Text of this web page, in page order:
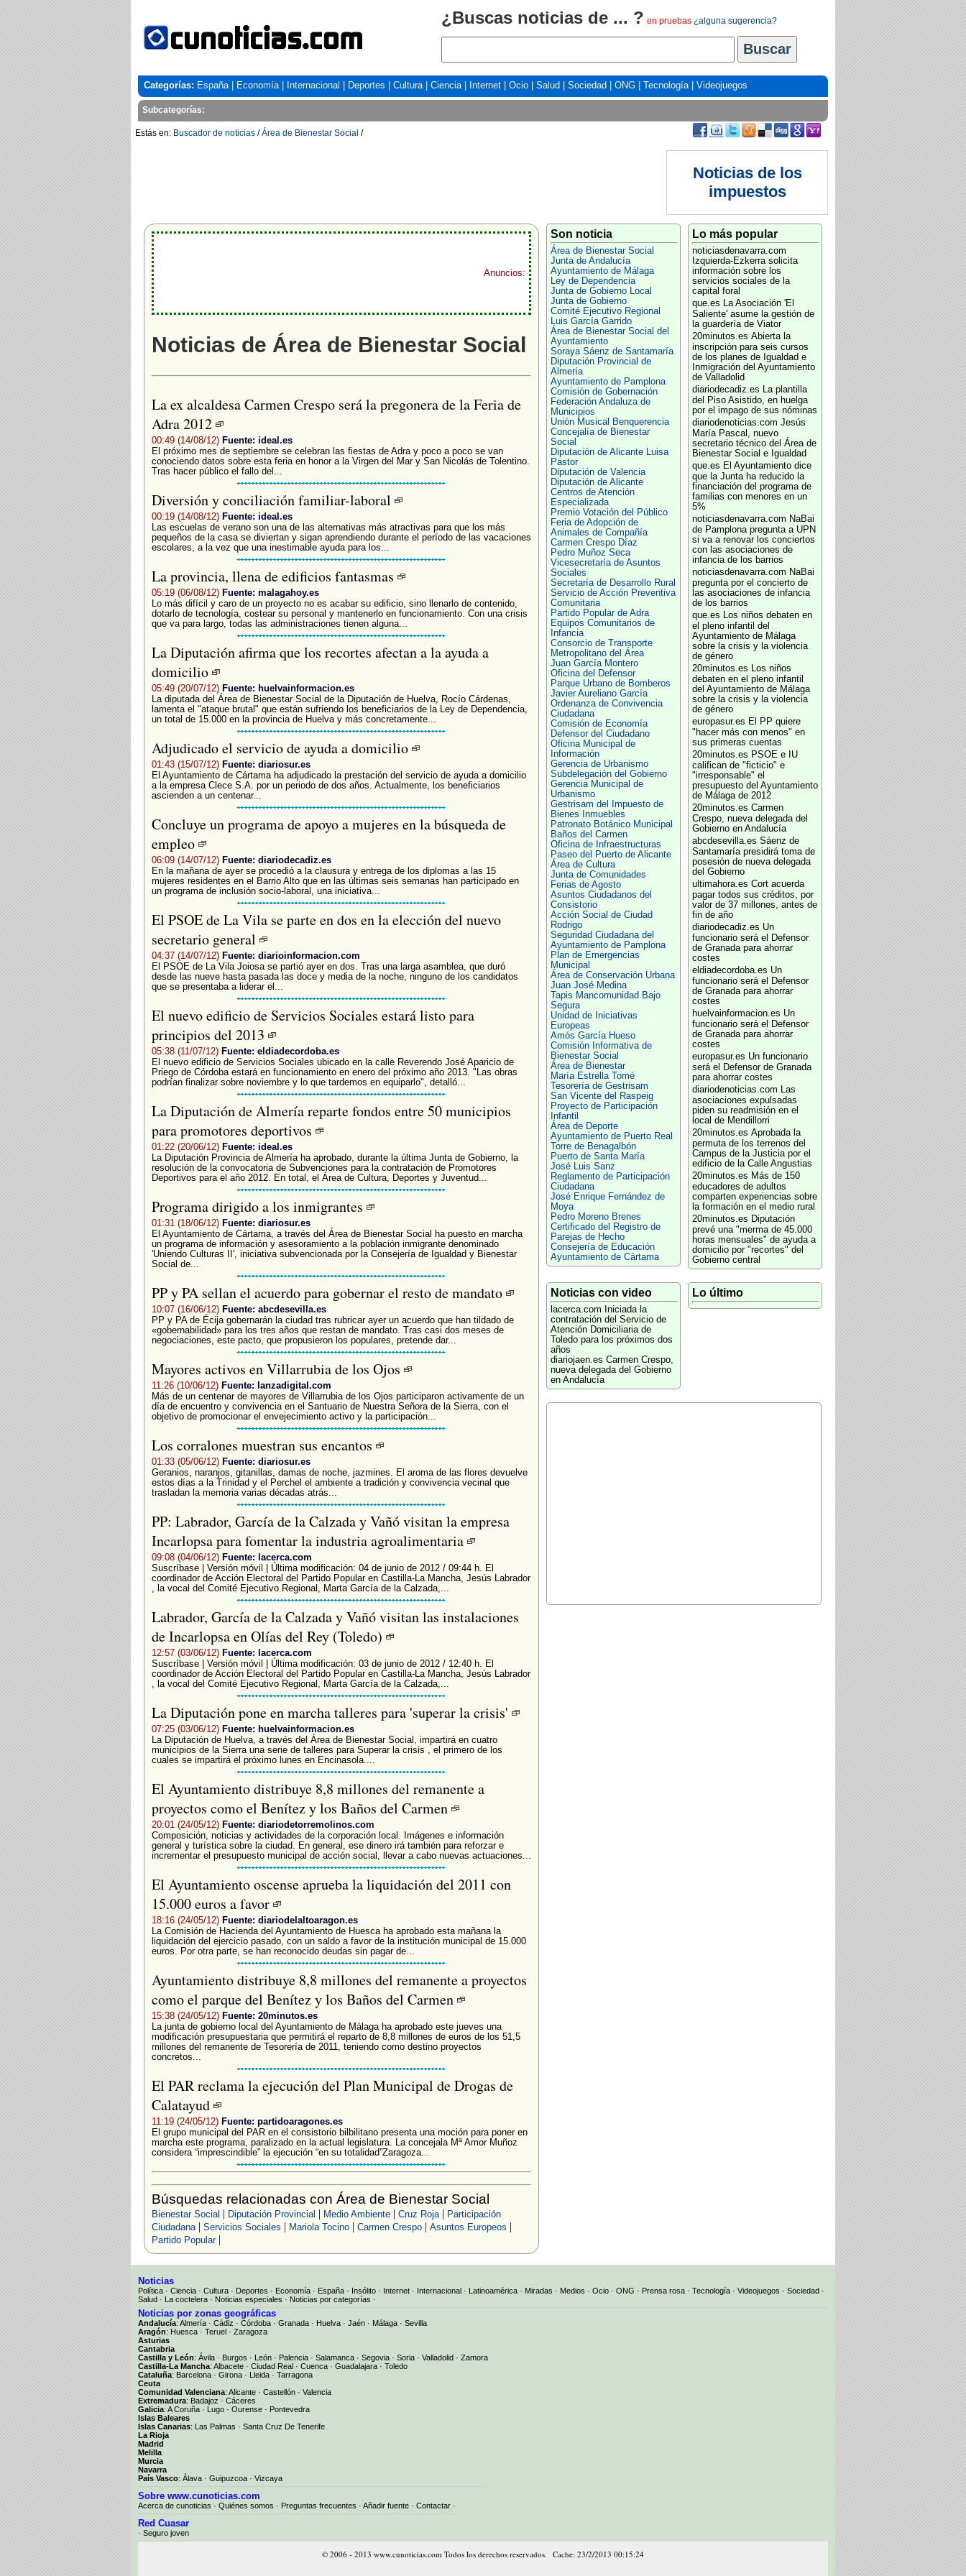
¿Buscas noticias de ... ? en pruebas ¿alguna sugerencia?
Categorías: España| Economía| Internacional Deportes Cultura| Ciencia| Internet Ocio Salud Sociedad ONG Tecnología| Videojuegos
Subcategorías:
Estás en: Buscador de noticias /Área de Bienestar Social /
Noticias de los
impuestos
Anuncios:
Noticias de Área de Bienestar Social
La ex alcaldesa Carmen Crespo será la pregonera de la Feria de
Adra 2012
00:49 (14/08/12) Fuente: ideal.es
El próximo mes de septiembre se celebran las fiestas de Adra y poco a poco se van
conociendo datos sobre esta feria en honor a la Virgen del Mar y San Nicolás de Tolentino.
Tras hacer público el fallo del...
Diversión y conciliación familiar-laboral
00:19 (14/08/12) Fuente: ideal.es
Las escuelas de verano son una de las alternativas más atractivas para que los más
pequeños de la casa se diviertan y sigan aprendiendo durante el período de las vacaciones
escolares, a la vez que una inestimable ayuda para los...
La provincia, llena de edificios fantasmas
05:19 (06/08/12) Fuente: malagahoy.es
Lo más difícil y caro de un proyecto no es acabar su edificio, sino llenarlo de contenido,
dotarlo de tecnología, costear su personal y mantenerlo en funcionamiento. Con una crisis
que va para largo, todas las administraciones tienen alguna...
La Diputación afirma que los recortes afectan a la ayuda a
domicilio
05:49 (20/07/12) Fuente: huelvainformacion.es
La diputada del Área de Bienestar Social de la Diputación de Huelva, Rocío Cárdenas,
lamenta el "ataque brutal" que están sufriendo los beneficiarios de la Ley de Dependencia,
un total de 15.000 en la provincia de Huelva y más concretamente...
Adjudicado el servicio de ayuda a domicilio
01:43 (15/07/12) Fuente: diariosur.es
El Ayuntamiento de Cártama ha adjudicado la prestación del servicio de ayuda a domicilio
a la empresa Clece S.A. por un periodo de dos años. Actualmente, los beneficiarios
ascienden a un centenar...
Concluye un programa de apoyo a mujeres en la búsqueda de
empleo
06:09 (14/07/12) Fuente: diariodecadiz.es
En la mañana de ayer se procedió a la clausura y entrega de los diplomas a las 15
mujeres residentes en el Barrio Alto que en las últimas seis semanas han participado en
un programa de inclusión socio-laboral, una iniciativa...
El PSOE de La Vila se parte en dos en la elección del nuevo
secretario general
04:37 (14/07/12) Fuente: diarioinformacion.com
El PSOE de La Vila Joiosa se partió ayer en dos. Tras una larga asamblea, que duró
desde las nueve hasta pasada las doce y media de la noche, ninguno de los candidatos
que se presentaba a liderar el...
El nuevo edificio de Servicios Sociales estará listo para
principios del 2013
05:38 (11/07/12) Fuente: eldiadecordoba.es
El nuevo edificio de Servicios Sociales ubicado en la calle Reverendo José Aparicio de
Priego de Córdoba estará en funcionamiento en enero del próximo año 2013. "Las obras
podrían finalizar sobre noviembre y lo que tardemos en equiparlo", detalló...
La Diputación de Almería reparte fondos entre 50 municipios
para promotores deportivos
01:22 (20/06/12) Fuente: ideal.es
La Diputación Provincia de Almería ha aprobado, durante la última Junta de Gobierno, la
resolución de la convocatoria de Subvenciones para la contratación de Promotores
Deportivos para el año 2012. En total, el Área de Cultura, Deportes y Juventud...
Programa dirigido a los inmigrantes
01:31 (18/06/12) Fuente: diariosur.es
El Ayuntamiento de Cártama, a través del Área de Bienestar Social ha puesto en marcha
un programa de información y asesoramiento a la población inmigrante denominado
'Uniendo Culturas II', iniciativa subvencionada por la Consejería de Igualdad y Bienestar
Social de...
PP y PA sellan el acuerdo para gobernar el resto de mandato
10:07 (16/06/12) Fuente: abcdesevilla.es
PP y PA de Écija gobernarán la ciudad tras rubricar ayer un acuerdo que han tildado de
«gobernabilidad» para los tres años que restan de mandato. Tras casi dos meses de
negociaciones, este pacto, que propusieron los populares, pretende dar...
Mayores activos en Villarrubia de los Ojos
11:26 (10/06/12) Fuente: lanzadigital.com
Más de un centenar de mayores de Villarrubia de los Ojos participaron activamente de un
día de encuentro y convivencia en el Santuario de Nuestra Señora de la Sierra, con el
objetivo de promocionar el envejecimiento activo y la participación...
Los corralones muestran sus encantos
01:33 (05/06/12) Fuente: diariosur.es
Geranios, naranjos, gitanillas, damas de noche, jazmines. El aroma de las flores devuelve
estos días a la Trinidad y el Perchel el ambiente a tradición y convivencia vecinal que
trasladan la memoria varias décadas atrás...
PP: Labrador, García de la Calzada y Vañó visitan la empresa
Incarlopsa para fomentar la industria agroalimentaria
09:08 (04/06/12) Fuente: lacerca.com
Suscríbase | Versión móvil | Última modificación: 04 de junio de 2012 / 09:44 h. El
coordinador de Acción Electoral del Partido Popular en Castilla-La Mancha, Jesús Labrador
, la vocal del Comité Ejecutivo Regional, Marta García de la Calzada,...
Labrador, García de la Calzada y Vañó visitan las instalaciones
de Incarlopsa en Olías del Rey (Toledo)
12:57 (03/06/12) Fuente: lacerca.com
Suscríbase | Versión móvil | Última modificación: 03 de junio de 2012 / 12:40 h. El
coordinador de Acción Electoral del Partido Popular en Castilla-La Mancha, Jesús Labrador
, la vocal del Comité Ejecutivo Regional, Marta García de la Calzada,...
La Diputación pone en marcha talleres para 'superar la crisis'
07:25 (03/06/12) Fuente: huelvainformacion.es
La Diputación de Huelva, a través del Área de Bienestar Social, impartirá en cuatro
municipios de la Sierra una serie de talleres para Superar la crisis , el primero de los
cuales se impartirá el próximo lunes en Encinasola....
El Ayuntamiento distribuye 8,8 millones del remanente a
proyectos como el Benítez y los Baños del Carmen
20:01 (24/05/12) Fuente: diariodetorremolinos.com
Composición, noticias y actividades de la corporación local. Imágenes e información
general y turística sobre la ciudad. En general, ese dinero irá también para reforzar e
incrementar el presupuesto municipal de acción social, llevar a cabo nuevas actuaciones...
El Ayuntamiento oscense aprueba la liquidación del 2011 con
15.000 euros a favor
18:16 (24/05/12) Fuente: diariodelaltoaragon.es
La Comisión de Hacienda del Ayuntamiento de Huesca ha aprobado esta mañana la
liquidación del ejercicio pasado, con un saldo a favor de la institución municipal de 15.000
euros. Por otra parte, se han reconocido deudas sin pagar de...
Ayuntamiento distribuye 8,8 millones del remanente a proyectos
como el parque del Benítez y los Baños del Carmen
15:38 (24/05/12) Fuente: 20minutos.es
La junta de gobierno local del Ayuntamiento de Málaga ha aprobado este jueves una
modificación presupuestaria que permitirá el reparto de 8,8 millones de euros de los 51,5
millones del remanente de Tesorería de 2011, teniendo como destino proyectos
concretos...
El PAR reclama la ejecución del Plan Municipal de Drogas de
Calatayud
11:19 (24/05/12) Fuente: partidoaragones.es
El grupo municipal del PAR en el consistorio bilbilitano presenta una moción para poner en
marcha este programa, paralizado en la actual legislatura. La concejala Mª Amor Muñoz
considera “imprescindible” la ejecución “en su totalidad”Zaragoza...
Búsquedas relacionadas con Área de Bienestar Social
Bienestar Social | Diputación Provincial | Medio Ambiente| Cruz Roja| Participación
Ciudadana| Servicios Sociales | Mariola Tocino| Carmen Crespo| Asuntos Europeos |
Partido Popular|
Son noticia
Área de Bienestar Social
Junta de Andalucía
Ayuntamiento de Málaga
Ley de Dependencia
Junta de Gobierno Local
Junta de Gobierno
Comité Ejecutivo Regional
Luis García Garrido
Área de Bienestar Social del
Ayuntamiento
Soraya Sáenz de Santamaría
Diputación Provincial de
Almería
Ayuntamiento de Pamplona
Comisión de Gobernación
Federación Andaluza de
Municipios
Unión Musical Benquerencia
Concejalía de Bienestar
Social
Diputación de Alicante Luisa
Pastor
Diputación de Valencia
Diputación de Alicante
Centros de Atención
Especializada
Premio Votación del Público
Feria de Adopción de
Animales de Compañía
Carmen Crespo Díaz
Pedro Muñoz Seca
Vicesecretaría de Asuntos
Sociales
Secretaría de Desarrollo Rural
Servicio de Acción Preventiva
Comunitaria
Partido Popular de Adra
Equipos Comunitarios de
Infancia
Consorcio de Transporte
Metropolitano del Área
Juan García Montero
Oficina del Defensor
Parque Urbano de Bomberos
Javier Aureliano García
Ordenanza de Convivencia
Ciudadana
Comisión de Economía
Defensor del Ciudadano
Oficina Municipal de
Información
Gerencia de Urbanismo
Subdelegación del Gobierno
Gerencia Municipal de
Urbanismo
Gestrisam del Impuesto de
Bienes Inmuebles
Patronato Botánico Municipal
Baños del Carmen
Oficina de Infraestructuras
Paseo del Puerto de Alicante
Área de Cultura
Junta de Comunidades
Ferias de Agosto
Asuntos Ciudadanos del
Consistorio
Acción Social de Ciudad
Rodrigo
Seguridad Ciudadana del
Ayuntamiento de Pamplona
Plan de Emergencias
Municipal
Área de Conservación Urbana
Juan José Medina
Tapis Mancomunidad Bajo
Segura
Unidad de Iniciativas
Europeas
Amós García Hueso
Comisión Informativa de
Bienestar Social
Área de Bienestar
María Estrella Tomé
Tesorería de Gestrisam
San Vicente del Raspeig
Proyecto de Participación
Infantil
Área de Deporte
Ayuntamiento de Puerto Real
Torre de Benagalbón
Puerto de Santa María
José Luis Sanz
Reglamento de Participación
Ciudadana
José Enrique Fernández de
Moya
Pedro Moreno Brenes
Certificado del Registro de
Parejas de Hecho
Consejería de Educación
Ayuntamiento de Cártama
Lo más popular
noticiasdenavarra.com
Izquierda-Ezkerra solicita
información sobre los
servicios sociales de la
capital foral
que.es La Asociación 'El
Saliente' asume la gestión de
la guardería de Viator
20minutos.es Abierta la
inscripción para seis cursos
de los planes de Igualdad e
Inmigración del Ayuntamiento
de Valladolid
diariodecadiz.es La plantilla
del Piso Asistido, en huelga
por el impago de sus nóminas
diariodenoticias.com Jesús
María Pascal, nuevo
secretario técnico del Área de
Bienestar Social e Igualdad
que.es El Ayuntamiento dice
que la Junta ha reducido la
financiación del programa de
familias con menores en un
5%
noticiasdenavarra.com NaBai
de Pamplona pregunta a UPN
si va a renovar los conciertos
con las asociaciones de
infancia de los barrios
noticiasdenavarra.com NaBai
pregunta por el concierto de
las asociaciones de infancia
de los barrios
que.es Los niños debaten en
el pleno infantil del
Ayuntamiento de Málaga
sobre la crisis y la violencia
de género
20minutos.es Los niños
debaten en el pleno infantil
del Ayuntamiento de Málaga
sobre la crisis y la violencia
de género
europasur.es El PP quiere
"hacer más con menos" en
sus primeras cuentas
20minutos.es PSOE e IU
califican de "ficticio" e
"irresponsable" el
presupuesto del Ayuntamiento
de Málaga de 2012
20minutos.es Carmen
Crespo, nueva delegada del
Gobierno en Andalucía
abcdesevilla.es Sáenz de
Santamaría presidirá toma de
posesión de nueva delegada
del Gobierno
ultimahora.es Cort acuerda
pagar todos sus créditos, por
valor de 37 millones, antes de
fin de año
diariodecadiz.es Un
funcionario será el Defensor
de Granada para ahorrar
costes
eldiadecordoba.es Un
funcionario será el Defensor
de Granada para ahorrar
costes
huelvainformacion.es Un
funcionario será el Defensor
de Granada para ahorrar
costes
europasur.es Un funcionario
será el Defensor de Granada
para ahorrar costes
diariodenoticias.com Las
asociaciones expulsadas
piden su readmisión en el
local de Mendillorri
20minutos.es Aprobada la
permuta de los terrenos del
Campus de la Justicia por el
edificio de la Calle Angustias
20minutos.es Más de 150
educadores de adultos
comparten experiencias sobre
la formación en el medio rural
20minutos.es Diputación
prevé una "merma de 45.000
horas mensuales" de ayuda a
domicilio por "recortes" del
Gobierno central
Noticias con video
lacerca.com
Iniciada la
contratación del Servicio de
Atención Domiciliaria de
Toledo para los próximos dos
años
diariojaen.es Carmen Crespo,
nueva delegada del Gobierno
en Andalucía
Lo último
Noticias
Política · Ciencia · Cultura · Deportes · Economía · España · Insólito · Internet · Internacional · Latinoamérica · Miradas · Medios · Ocio · ONG · Prensa rosa · Tecnología · Videojuegos · Sociedad ·
Salud · La coctelera · Noticias especiales · Noticias por categorías ·
Noticias por zonas geográficas
Andalucía: Almería · Cádiz · Córdoba · Granada · Huelva · Jaén · Málaga · Sevilla
Aragón: Huesca · Teruel · Zaragoza
Asturias
Cantabria
Castilla y León: Ávila · Burgos · León · Palencia · Salamanca · Segovia · Soria · Valladolid · Zamora
Castilla-La Mancha: Albacete · Ciudad Real · Cuenca · Guadalajara · Toledo
Cataluña: Barcelona · Girona · Lleida · Tarragona
Ceuta
Comunidad Valenciana: Alicante · Castellón · Valencia
Extremadura: Badajoz · Cáceres
Galicia: A Coruña · Lugo · Ourense · Pontevedra
Islas Baleares
Islas Canarias: Las Palmas · Santa Cruz De Tenerife
La Rioja
Madrid
Melilla
Murcia
Navarra
País Vasco: Álava · Guipuzcoa · Vizcaya
Sobre www.cunoticias.com
Acerca de cunoticias · Quiénes somos · Preguntas frecuentes · Añadir fuente · Contactar ·
Red Cuasar
· Seguro joven
© 2006 - 2013 www.cunoticias.com Todos los derechos reservados. Cache: 23/2/2013 00:15:24